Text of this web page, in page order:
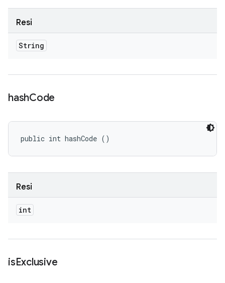
Resi
String
hashCode
public int hashCode ()
Resi
int
isExclusive